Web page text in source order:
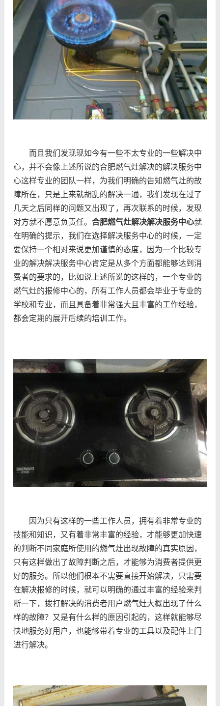
而且我们发现现如今有一些不太专业的一些解决中
心，并不会像上述所说的合肥燃气灶解决的解决服务中
心这样专业的团队一样，为我们明确的告知燃气灶的故
障所在，只是上来就胡乱的解决一通，我们发现在过了
几天之后同样的问题又出现了，再次联系的时候，发现
对方就不愿意负责任。 合肥燃气灶解决解决服务中心就
在明确的提示，我们在选择解决服务中心的时候，一定
要保持一个相对来说更加谨慎的态度，因为一个比较专
业的解决解决服务中心肯定是从多个方面都能够达到消
费者的要求的，比如说上述所说的这样的，一个专业的
燃气灶的报修中心的，所有工作人员都会毕业于专业的
学校和专业，而且具备着非常强大且丰富的工作经验，
都会定期的展开后续的培训工作。
因为只有这样的一些工作人员，拥有着非常专业的
技能和知识，又有着非常丰富的经验，才能够更加快速
的判断不同家庭所使用的燃气灶出现故障的真实原因，
只有这样做出了故障判断之后，才能够为消费者提供更
好的服务。所以他们根本不需要直接开始解决，只需要
在解决报修的时候，就可以明确的通过丰富的经验来判
断一下，拨打解决的消费者用户燃气灶大概出现了什么
样的故障？又是有什么样的原因引起的，这样就能够尽
快地服务好用户，也能够带着专业的工具以及配件上门
进行解决。